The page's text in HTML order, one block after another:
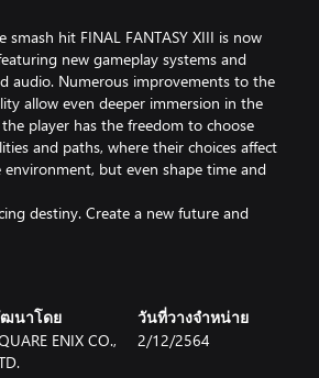
smash hit FINAL FANTASY XIII is now
new gameplay systems and
audio. Numerous improvements to the
allow even deeper immersion in the
player has the freedom to choose
and paths, where their choices affect
but even shape time and
destiny. Create a new future and
fateful events of FINAL FANTASY XIII, a
to deliver a message to Serah:
across time and space, beyond
นาโดย
ENIX CO.,
วันที่วางจำหน่าย
2/12/2564